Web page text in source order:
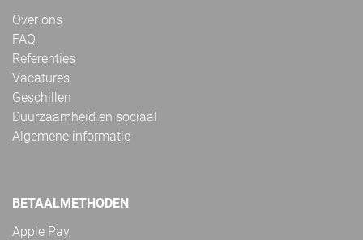
Over ons
FAQ
Referenties
Vacatures
Geschillen
Duurzaamheid en sociaal
Algemene informatie
BETAALMETHODEN
Apple Pay